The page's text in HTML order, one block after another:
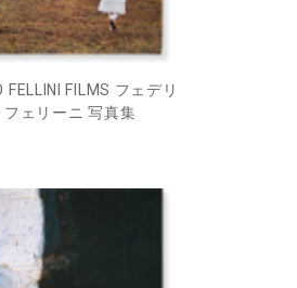
FELLINI FILMS フェデリ
フェリーニ 写真集